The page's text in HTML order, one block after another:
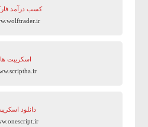
کسب درآمد
اسکریپت ها
دانلود